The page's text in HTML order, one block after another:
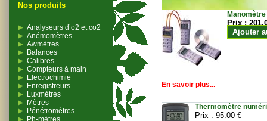
Nos produits
Analyseurs d’o2 et co2
Anémomètres
Awmètres
Balances
Calibres
Compteurs à main
Electrochimie
Enregistreurs
Luxmètres
Mètres
Pénétromètres
Ph-mètres
Prix :
Ajouter
En savoir plus...
Thermomètre
Prix :95.00 €